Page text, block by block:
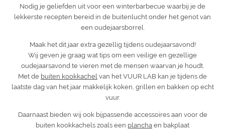
Nodig je geliefden uit voor een winterbarbecue waarbij je de
lekkerste recepten bereid in de buitenlucht onder het genot van
een oudejaarsborrel.
Maak het dit jaar extra gezellig tijdens oudejaarsavond!
Wij geven je graag wat tips om een veilige en gezellige
oudejaarsavond te vieren met de mensen waarvan je houdt.
Met de buiten kookkachel van het VUUR LAB kan je tijdens de
laatste dag van het jaar makkelijk koken, grillen en bakken op echt
vuur.
Daarnaast bieden wij ook bijpassende accessoires aan voor de
buiten kookkachels zoals een plancha en bakplaat